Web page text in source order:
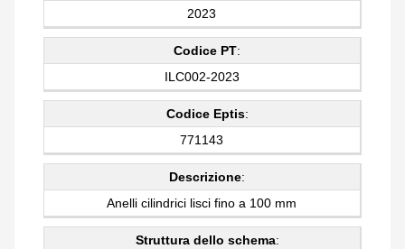
2023
Codice PT:
ILC002-2023
Codice Eptis:
771143
Descrizione:
Anelli cilindrici lisci fino a 100 mm
Struttura dello schema: